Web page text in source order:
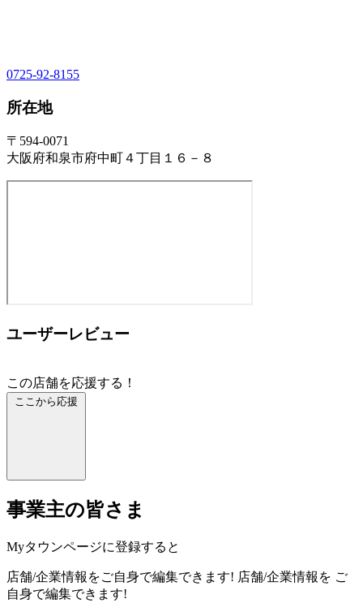
0725-92-8155
所在地
〒594-0071
大阪府和泉市府中町４丁目１６－８
ユーザーレビュー
この店舗を応援する！
ここから応援
事業主の皆さま
Myタウンページに登録すると
店舗/企業情報をご自身で編集できます! 店舗/企業情報を ご
自身で編集できます!